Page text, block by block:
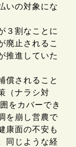
いの対象にな
３割なことに
廃止されるこ
推進していた
償されること
（ナラシ対
をカバーでき
を崩し営農で
康面の不安も
同じような経